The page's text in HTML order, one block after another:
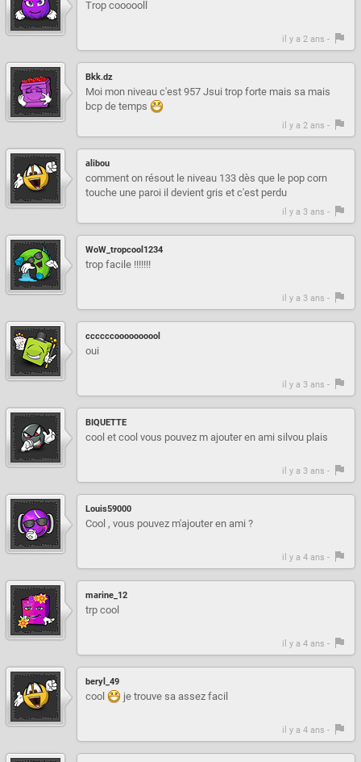
Trop coooooll
il y a 2 ans -
Bkk.dz
Moi mon niveau c'est 957 Jsui trop forte mais sa mais
bcp de temps
il y a 2 ans -
alibou
comment on résout le niveau 133 dès que le pop corn
touche une paroi il devient gris et c'est perdu
il y a 3 ans -
WoW_tropcool1234
trop facile !!!!!!!
il y a 3 ans -
ccccccoooooooool
oui
il y a 3 ans -
BIQUETTE
cool et cool vous pouvez m ajouter en ami silvou plais
il y a 3 ans -
Louis59000
Cool , vous pouvez m'ajouter en ami ?
il y a 4 ans -
marine_12
trp cool
il y a 4 ans -
beryl_49
cool je trouve sa assez facil
il y a 4 ans -